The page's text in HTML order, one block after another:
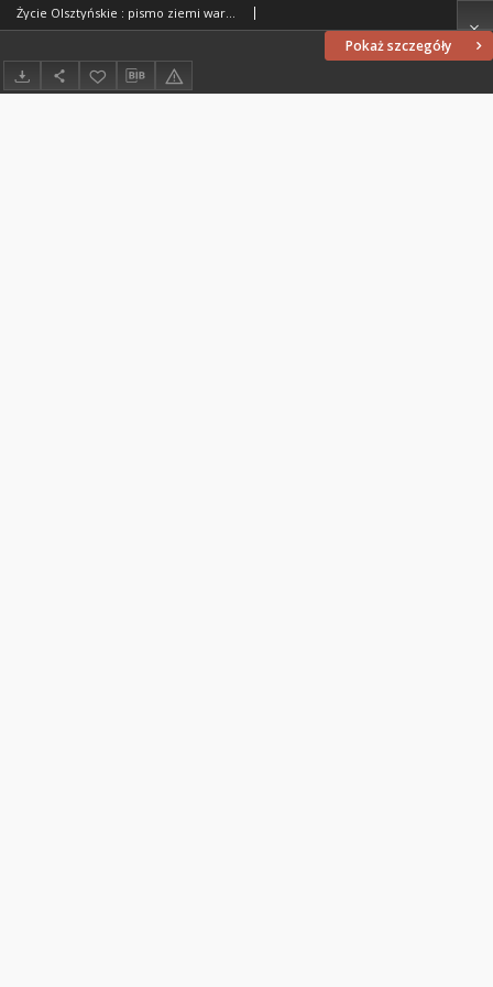
Pokaż szczegóły
Życie Olsztyńskie : pismo ziemi warmińsko-mazurskiej, 1954, nr 216